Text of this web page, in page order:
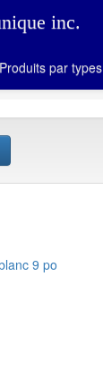
inc.
Produits par types
9 po